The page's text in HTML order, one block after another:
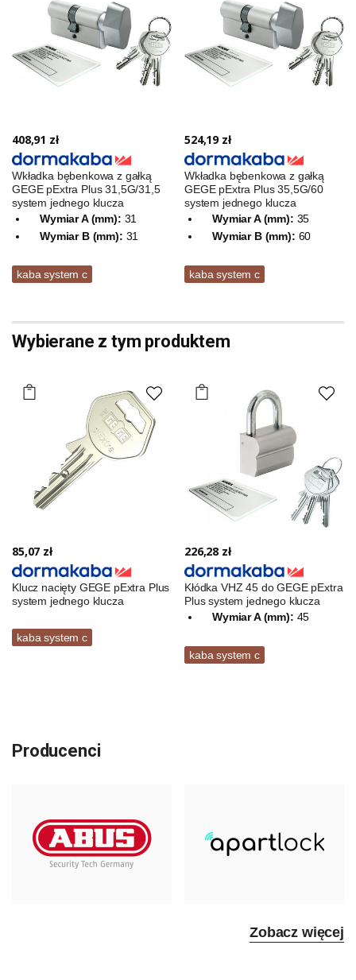
408,91 zł
Wkładka bębenkowa z gałką
GEGE pExtra Plus 31,5G/31,5
system jednego klucza
Wymiar A (mm): 31
Wymiar B (mm): 31
kaba system c
524,19 zł
Wkładka bębenkowa z gałką
GEGE pExtra Plus 35,5G/60
system jednego klucza
Wymiar A (mm): 35
Wymiar B (mm): 60
kaba system c
Wybierane z tym produktem
85,07 zł
Klucz nacięty GEGE pExtra Plus
system jednego klucza
kaba system c
226,28 zł
Kłódka VHZ 45 do GEGE pExtra
Plus system jednego klucza
Wymiar A (mm): 45
kaba system c
Producenci
Zobacz więcej